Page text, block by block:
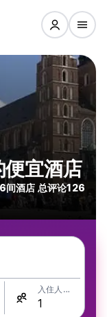
宜酒店
间酒店 总评论126
入住人数